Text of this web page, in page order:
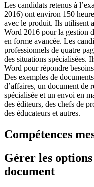
Les candidats retenus à
2016) ont environ 150
avec le produit. Ils utilisent
Word 2016 pour la gestion
en forme avancée. Les
professionnels de quatre
des situations spécialisées.
Word pour répondre
Des exemples de
d’affaires, un document de
spécialisée et un envoi en
des éditeurs, des chefs de
des éducateurs et autres.
Compétences
Gérer les
document